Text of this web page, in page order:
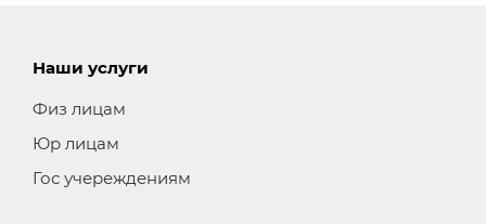
Наши услуги
Физ лицам
Юр лицам
Гос учереждениям